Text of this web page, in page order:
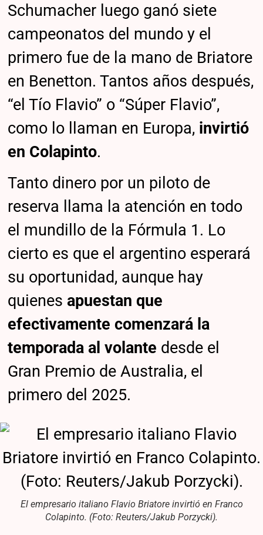
Schumacher luego ganó siete
campeonatos del mundo y el
primero fue de la mano de Briatore
en Benetton. Tantos años después,
“el Tío Flavio” o “Súper Flavio”,
como lo llaman en Europa, invirtió
en Colapinto.
Tanto dinero por un piloto de
reserva llama la atención en todo
el mundillo de la Fórmula 1. Lo
cierto es que el argentino esperará
su oportunidad, aunque hay
quienesapuestan que
efectivamente comenzará la
temporada al volante desde el
Gran Premio de Australia, el
primero del 2025.
El empresario italiano Flavio Briatore invirtió en Franco
Colapinto. (Foto: Reuters/Jakub Porzycki).